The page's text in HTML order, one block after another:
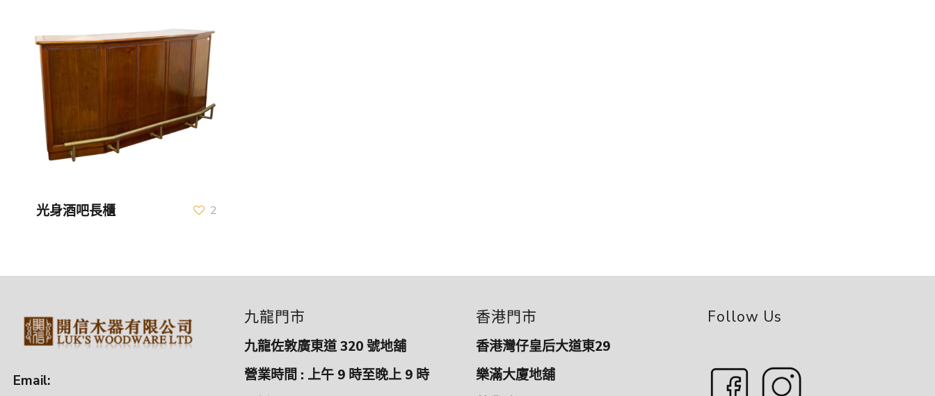
光身酒吧長櫃 2
Email:
九龍門市
九龍佐敦廣東道 320 號地舖
營業時間 : 上午 9 時至晚上 9 時
香港門市
香港灣仔皇后大道東29
樂滿大廈地舖
Follow Us